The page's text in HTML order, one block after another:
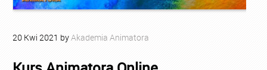
20 Kwi 2021 byAkademia Animatora